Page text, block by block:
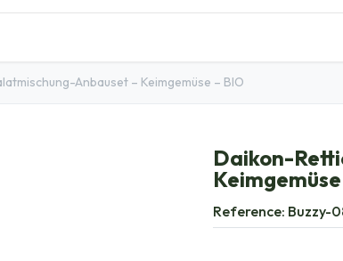
Anbauset – Keimgemüse – BIO
Daikon-
Reference: Buzzy-